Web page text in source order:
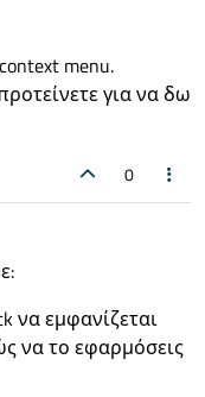
menu.
για να δω
0
να εμφανίζεται
να το εφαρμόσεις